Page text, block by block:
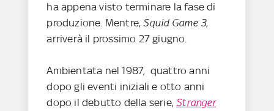
ha appena visto terminare la fase di
produzione. Mentre,Squid Game 3,
arriverà il prossimo 27 giugno.
Ambientata nel 1987, quattro anni
dopo gli eventi iniziali e otto anni
dopo il debutto della serie,Stranger